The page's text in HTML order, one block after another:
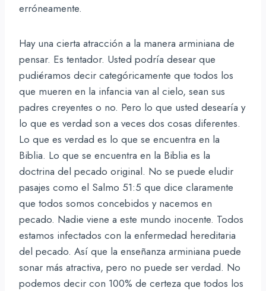
erróneamente.
Hay una cierta atracción a la manera arminiana de
pensar. Es tentador. Usted podría desear que
pudiéramos decir categóricamente que todos los
que mueren en la infancia van al cielo, sean sus
padres creyentes o no. Pero lo que usted desearía y
lo que es verdad son a veces dos cosas diferentes.
Lo que es verdad es lo que se encuentra en la
Biblia. Lo que se encuentra en la Biblia es la
doctrina del pecado original. No se puede eludir
pasajes como el Salmo 51:5 que dice claramente
que todos somos concebidos y nacemos en
pecado. Nadie viene a este mundo inocente. Todos
estamos infectados con la enfermedad hereditaria
del pecado. Así que la enseñanza arminiana puede
sonar más atractiva, pero no puede ser verdad. No
podemos decir con 100% de certeza que todos los